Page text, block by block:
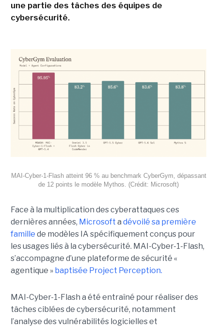
une partie des tâches des équipes de
cybersécurité.
MAI-Cyber-1-Flash atteint 96 % au benchmark CyberGym, dépassant
de 12 points le modèle Mythos. (Crédit: Microsoft)
Face à la multiplication des cyberattaques ces
dernières années, Microsoft a dévoilé sa première
famille de modèles IA spécifiquement conçus pour
les usages liés à la cybersécurité. MAI-Cyber-1-Flash,
s’accompagne d’une plateforme de sécurité «
agentique » baptisée Project Perception.
MAI-Cyber-1-Flash a été entraîné pour réaliser des
tâches ciblées de cybersécurité, notamment
l’analyse des vulnérabilités logicielles et